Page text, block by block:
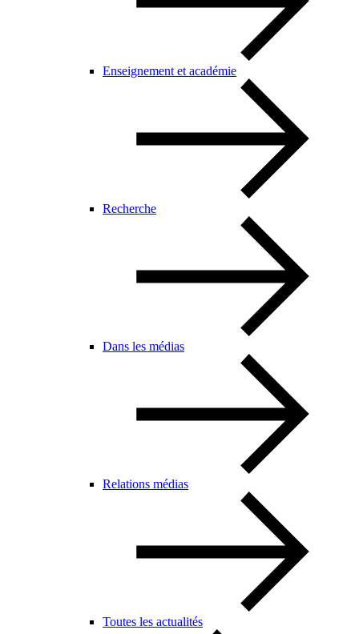
Enseignement et académie
Recherche
Dans les médias
Relations médias
Toutes les actualités